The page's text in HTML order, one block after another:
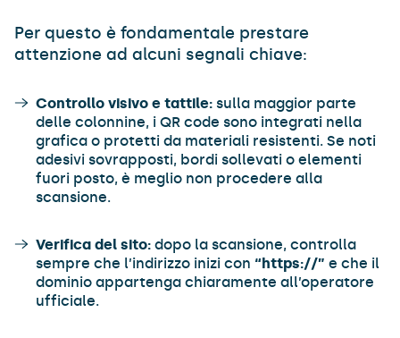
Per questo è fondamentale prestare
attenzione ad alcuni segnali chiave:
Controllo visivo e tattile: sulla maggior parte
delle colonnine, i QR code sono integrati nella
grafica o protetti da materiali resistenti. Se noti
adesivi sovrapposti, bordi sollevati o elementi
fuori posto, è meglio non procedere alla
scansione.
Verifica del sito: dopo la scansione, controlla
sempre che l’indirizzo inizi con “https://” e che il
dominio appartenga chiaramente all’operatore
ufficiale.